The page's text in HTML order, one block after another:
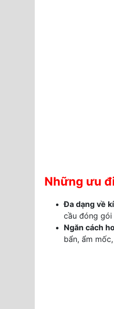
Những ưu
Đa dạng về
cầu đóng gói
Ngăn cách
bẩn, ẩm